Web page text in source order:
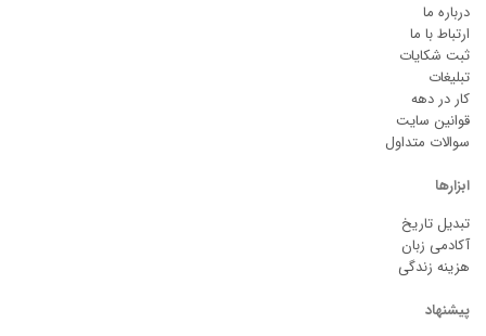
درباره ما
ارتباط با ما
ثبت شکایات
تبلیغات
کار در دهه
قوانین سایت
سوالات متداول
ابزارها
تبدیل تاریخ
آکادمی زبان
هزینه زندگی
پیشنهاد